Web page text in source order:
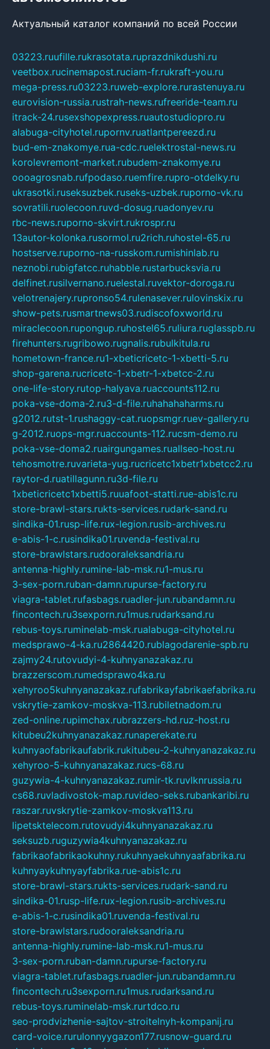
Актуальный каталог компаний по всей России
03223.ruufille.rukrasotata.ruprazdnikdushi.ru
veetbox.rucinemapost.ruciam-fr.rukraft-you.ru
mega-press.ru03223.ruweb-explore.rurastenuya.ru
eurovision-russia.rustrah-news.rufreeride-team.ru
itrack-24.rusexshopexpress.ruautostudiopro.ru
alabuga-cityhotel.rupornv.ruatlantpereezd.ru
bud-em-znakomye.rua-cdc.ruelektrostal-news.ru
korolevremont-market.rubudem-znakomye.ru
oooagrosnab.rufpodaso.ruemfire.rupro-otdelky.ru
ukrasotki.ruseksuzbek.ruseks-uzbek.ruporno-vk.ru
sovratili.ruolecoon.ruvd-dosug.ruadonyev.ru
rbc-news.ruporno-skvirt.rukrospr.ru
13autor-kolonka.rusormol.ru2rich.ruhostel-65.ru
hostserve.ruporno-na-russkom.rumishinlab.ru
neznobi.rubigfatcc.ruhabble.rustarbucksvia.ru
delfinet.rusilvernano.ruelestal.ruvektor-doroga.ru
velotrenajery.rupronso54.rulenasever.rulovinskix.ru
show-pets.rusmartnews03.rudiscofoxworld.ru
miraclecoon.rupongup.ruhostel65.ruliura.ruglasspb.ru
firehunters.rugribowo.rugnalis.rubulkitula.ru
hometown-france.ru1-xbeticricetc-1-xbetti-5.ru
shop-garena.rucricetc-1-xbetr-1-xbetcc-2.ru
one-life-story.rutop-halyava.ruaccounts112.ru
poka-vse-doma-2.ru3-d-file.ruhahahaharms.ru
g2012.rutst-1.rushaggy-cat.ruopsmgr.ruev-gallery.ru
g-2012.ruops-mgr.ruaccounts-112.rucsm-demo.ru
poka-vse-doma2.ruairgungames.ruallseo-host.ru
tehosmotre.ruvarieta-yug.rucricetc1xbetr1xbetcc2.ru
raytor-d.ruatillagunn.ru3d-file.ru
1xbeticricetc1xbetti5.ruuafoot-statti.rue-abis1c.ru
store-brawl-stars.rukts-services.rudark-sand.ru
sindika-01.rusp-life.rux-legion.rusib-archives.ru
e-abis-1-c.rusindika01.ruvenda-festival.ru
store-brawlstars.rudooraleksandria.ru
antenna-highly.rumine-lab-msk.ru1-mus.ru
3-sex-porn.ruban-damn.rupurse-factory.ru
viagra-tablet.rufasbags.ruadler-jun.rubandamn.ru
fincontech.ru3sexporn.ru1mus.rudarksand.ru
rebus-toys.ruminelab-msk.rualabuga-cityhotel.ru
medsprawo-4-ka.ru2864420.rublagodarenie-spb.ru
zajmy24.rutovudyi-4-kuhnyanazakaz.ru
brazzerscom.rumedsprawo4ka.ru
xehyroo5kuhnyanazakaz.rufabrikayfabrikaefabrika.ru
vskrytie-zamkov-moskva-113.rubiletnadom.ru
zed-online.rupimchax.rubrazzers-hd.ruz-host.ru
kitubeu2kuhnyanazakaz.runaperekate.ru
kuhnyaofabrikaufabrik.rukitubeu-2-kuhnyanazakaz.ru
xehyroo-5-kuhnyanazakaz.rucs-68.ru
guzywia-4-kuhnyanazakaz.rumir-tk.ruvlknrussia.ru
cs68.ruvladivostok-map.ruvideo-seks.rubankaribi.ru
raszar.ruvskrytie-zamkov-moskva113.ru
lipetsktelecom.rutovudyi4kuhnyanazakaz.ru
seksuzb.ruguzywia4kuhnyanazakaz.ru
fabrikaofabrikaokuhny.rukuhnyaekuhnyaafabrika.ru
kuhnyaykuhnyayfabrika.rue-abis1c.ru
store-brawl-stars.rukts-services.rudark-sand.ru
sindika-01.rusp-life.rux-legion.rusib-archives.ru
e-abis-1-c.rusindika01.ruvenda-festival.ru
store-brawlstars.rudooraleksandria.ru
antenna-highly.rumine-lab-msk.ru1-mus.ru
3-sex-porn.ruban-damn.rupurse-factory.ru
viagra-tablet.rufasbags.ruadler-jun.rubandamn.ru
fincontech.ru3sexporn.ru1mus.rudarksand.ru
rebus-toys.ruminelab-msk.rurtdco.ru
seo-prodvizhenie-sajtov-stroitelnyh-kompanij.ru
card-voice.rurulonnyygazon177.rusnow-guard.ru